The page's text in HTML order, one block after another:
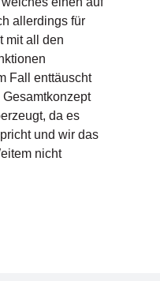
allerdings für
mit all den
Fall enttäuscht
da es
und wir das
nicht